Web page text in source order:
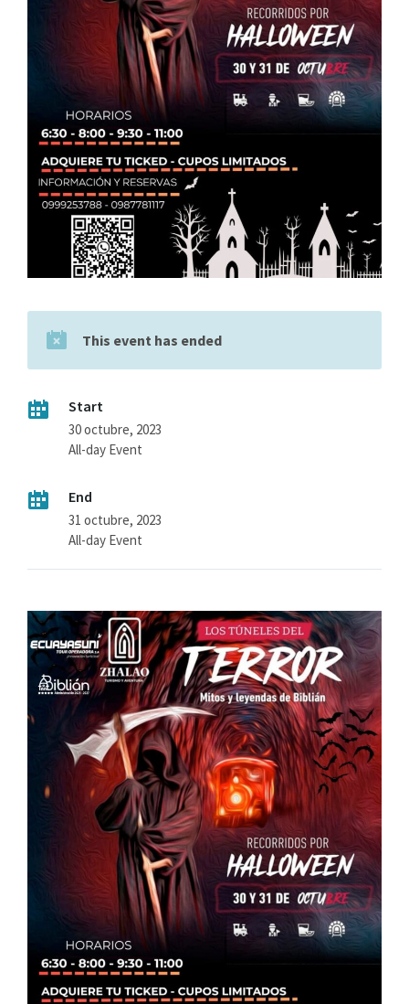
This event has ended
Start
30 octubre, 2023
All-day Event
End
31 octubre, 2023
All-day Event